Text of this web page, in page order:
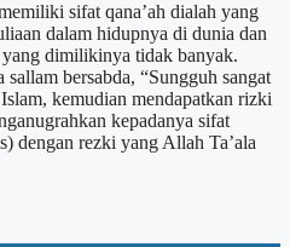
sifat qana’ah dialah yang
dalam hidupnya di dunia dan
dimilikinya tidak banyak.
bersabda, “Sungguh sangat
kemudian mendapatkan rizki
kepadanya sifat
dengan rezki yang Allah Ta’ala